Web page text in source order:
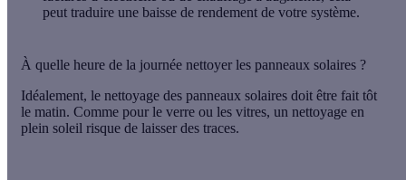
peut traduire une baisse de rendement de votre système.
À quelle heure de la journée nettoyer les panneaux solaires ?
Idéalement, le nettoyage des panneaux solaires doit être fait tôt
le matin. Comme pour le verre ou les vitres, un nettoyage en
plein soleil risque de laisser des traces.